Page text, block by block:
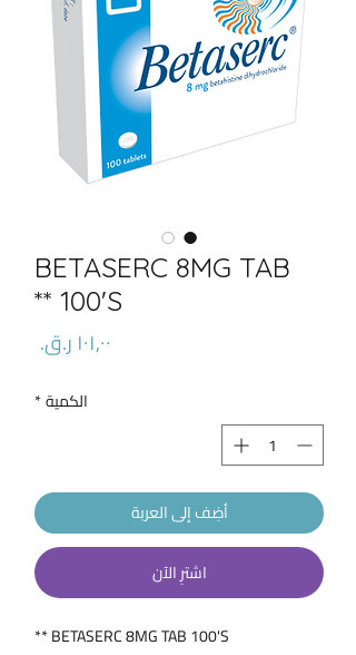
BETASERC 8MG TAB
100'S **
الكمية*
أضِف إلى العربة
اشترِ الآن
BETASERC 8MG TAB 100'S **